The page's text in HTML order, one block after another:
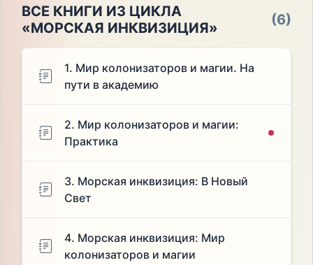
ВСЕ КНИГИ ИЗ ЦИКЛА
«МОРСКАЯ ИНКВИЗИЦИЯ»
(6)
1. Мир колонизаторов и магии. На
пути в академию
2. Мир колонизаторов и магии:
Практика
3. Морская инквизиция: В Новый
Свет
4. Морская инквизиция: Мир
колонизаторов и магии